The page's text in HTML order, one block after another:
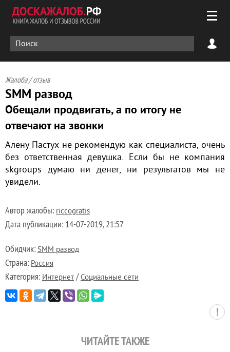
Жалоба / отзыв
SMM развод
Обещали продвигать, а по итогу не
отвечают на звонки
Алену Пастух не рекомендую как специалиста, очень
без ответственная девушка. Если бы не компания
skgroups думаю ни денег, ни результатов мы не
увидели.
Автор жалобы: riccogratis
Дата публикации: 14-07-2019, 21:57
Обидчик: SMM развод
Страна: Россия
Категория: Интернет /Социальные сети
ЧИТАЙТЕ ТАКЖЕ